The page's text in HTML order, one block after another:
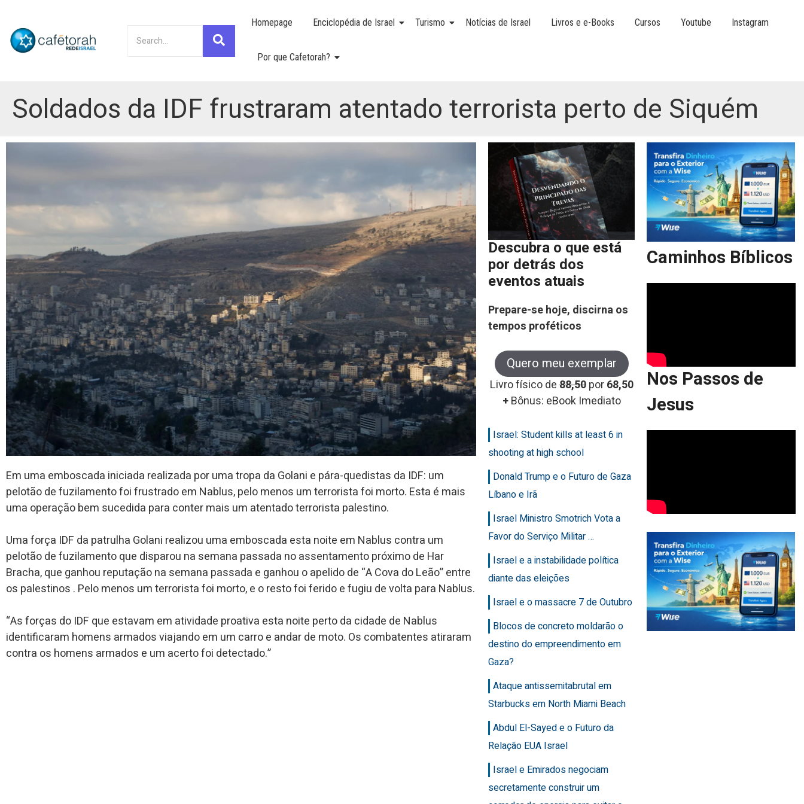
Homepage Enciclopédia de Israel Turismo Notícias de Israel Livros e e-Books Cursos Youtube Instagram
Por que Cafetorah?
Soldados da IDF frustraram atentado terrorista perto de Siquém
Em uma emboscada iniciada realizada por uma tropa da Golani e pára-quedistas da IDF: um
pelotão de fuzilamento foi frustrado em Nablus, pelo menos um terrorista foi morto. Esta é mais
uma operação bem sucedida para conter mais um atentado terrorista palestino.
Uma força IDF da patrulha Golani realizou uma emboscada esta noite em Nablus contra um
pelotão de fuzilamento que disparou na semana passada no assentamento próximo de Har
Bracha, que ganhou reputação na semana passada e ganhou o apelido de “A Cova do Leão” entre
os palestinos . Pelo menos um terrorista foi morto, e o resto foi ferido e fugiu de volta para Nablus.
“As forças do IDF que estavam em atividade proativa esta noite perto da cidade de Nablus
identificaram homens armados viajando em um carro e andar de moto. Os combatentes atiraram
contra os homens armados e um acerto foi detectado.”
Descubra o que está
por detrás dos
eventos atuais
Prepare-se hoje, discirna os
tempos proféticos
Quero meu exemplar
Livro físico de88,50 por68,50
+Bônus: eBook Imediato
Israel: Student kills at least 6 in
shooting at high school
Donald Trump e o Futuro de Gaza
Líbano e Irã
Israel Ministro Smotrich Vota a
Favor do Serviço Militar …
Israel e a instabilidade política
diante das eleições
Israel e o massacre 7 de Outubro
Blocos de concreto moldarão o
destino do empreendimento em
Gaza?
Ataque antissemitabrutal em
Starbucks em North Miami Beach
Abdul El-Sayed e o Futuro da
Relação EUA Israel
Israel e Emirados negociam
secretamente construir um
Caminhos Bíblicos
Nos Passos de
Jesus